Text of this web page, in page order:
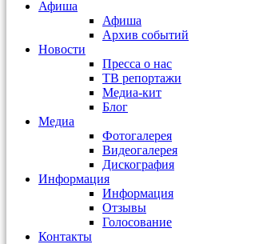
Афиша
Афиша
Архив событий
Новости
Пресса о нас
ТВ репортажи
Медиа-кит
Блог
Медиа
Фотогалерея
Видеогалерея
Дискография
Информация
Информация
Отзывы
Голосование
Контакты